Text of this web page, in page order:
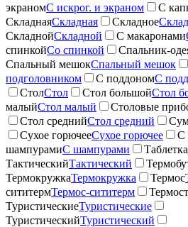
экраномС искрог. и экраном С
СкладнаяСкладная Складное
СкладнойСкладной С макаронами
спинкойСо спинкой Спальник-
Спальный мешокСпальный мешок
подголовником
С поддономС
СтолСтол Стол большойСтол
малыйСтол малый Столовые
Стол среднийСтол средний
Сухое горючееСухое горючее С
шампурамиС шампурами Таблетка
ТактическийТактический
ТермокружкаТермокружка Термос
сититермТермос-сититерм
ТуристическиеТуристические
ТуристическийТуристический